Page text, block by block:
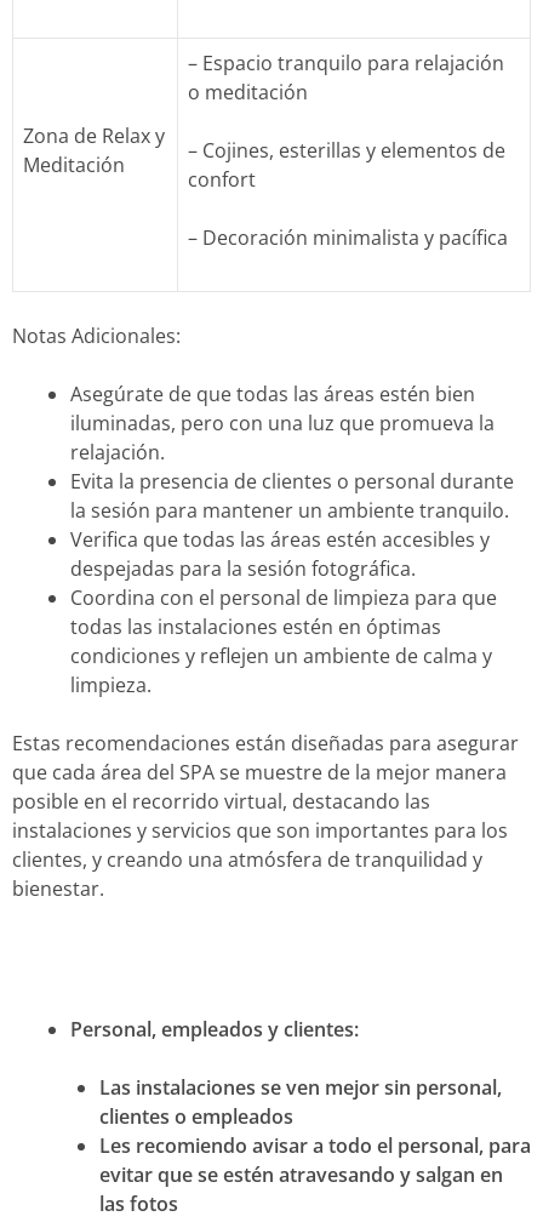
Zona de Relax y
Meditación
– Espacio tranquilo para relajación
o meditación
– Cojines, esterillas y elementos de
confort
– Decoración minimalista y pacífica
Notas Adicionales:
Asegúrate de que todas las áreas estén bien
iluminadas, pero con una luz que promueva la
relajación.
Evita la presencia de clientes o personal durante
la sesión para mantener un ambiente tranquilo.
Verifica que todas las áreas estén accesibles y
despejadas para la sesión fotográfica.
Coordina con el personal de limpieza para que
todas las instalaciones estén en óptimas
condiciones y reflejen un ambiente de calma y
limpieza.
Estas recomendaciones están diseñadas para asegurar
que cada área del SPA se muestre de la mejor manera
posible en el recorrido virtual, destacando las
instalaciones y servicios que son importantes para los
clientes, y creando una atmósfera de tranquilidad y
bienestar.
Personal, empleados y clientes:
Las instalaciones se ven mejor sin personal,
clientes o empleados
Les recomiendo avisar a todo el personal, para
evitar que se estén atravesando y salgan en
las fotos